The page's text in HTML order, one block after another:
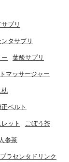
プリ
タサプリ
葉酸サプリ
マッサージャー
枕
ベルト
ット ごぼう茶
参茶
プラセンタドリンク